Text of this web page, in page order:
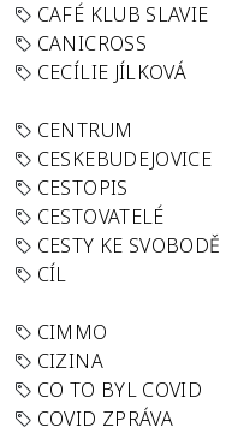
CAFÉ KLUB SLAVIE
CANICROSS
CECÍLIE JÍLKOVÁ
CENTRUM
CESKEBUDEJOVICE
CESTOPIS
CESTOVATELÉ
CESTY KE SVOBODĚ
CÍL
CIMMO
CIZINA
CO TO BYL COVID
COVID ZPRÁVA